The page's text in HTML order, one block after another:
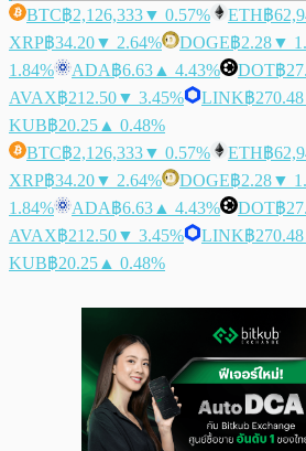
BTC฿2,126,333▼ 0.57% ETH฿
XRP฿34.20▼ 2.64% DOGE฿2.28▼
1.84%
ADA฿6.63 ▲ 4.43% DOT฿
AVAX฿212.50▼ 3.45% LINK฿270.48
KUB฿20.25 ▲ 0.48%
BTC฿2,126,333▼ 0.57% ETH฿
XRP฿34.20▼ 2.64% DOGE฿2.28▼
1.84%
ADA฿6.63 ▲ 4.43% DOT฿
AVAX฿212.50▼ 3.45% LINK฿270.48
KUB฿20.25 ▲ 0.48%